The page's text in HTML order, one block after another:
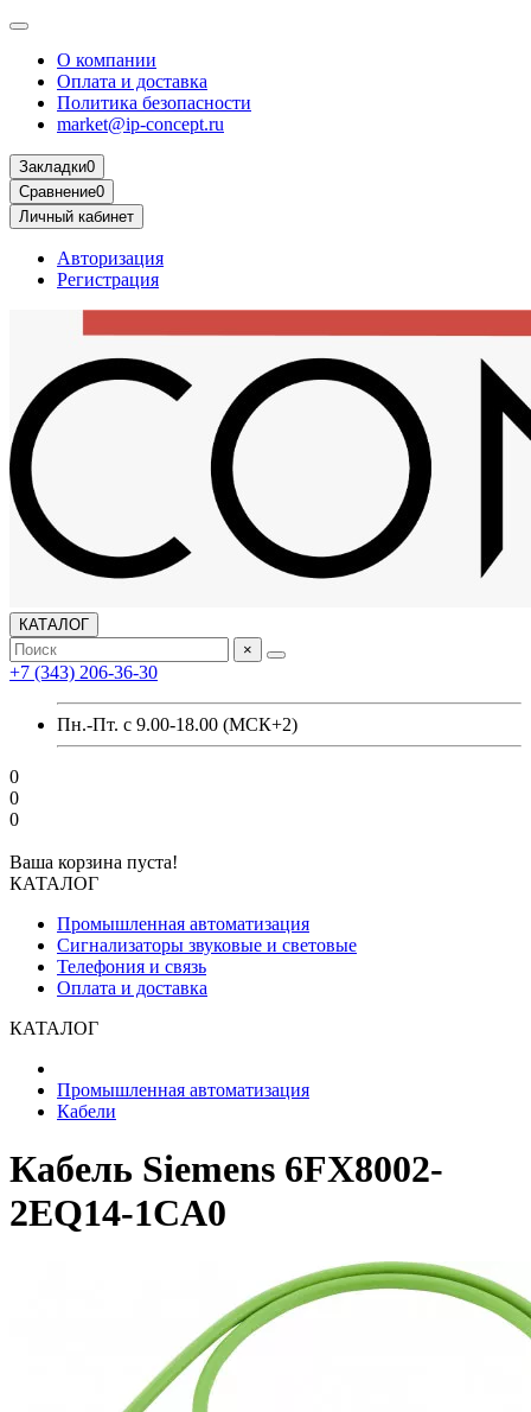
О компании
Оплата и доставка
Политика безопасности
market@ip-concept.ru
Закладки0
Сравнение0
Личный кабинет
Авторизация
Регистрация
КАТАЛОГ
×
+7 (343) 206-36-30
Пн.-Пт. с 9.00-18.00 (МСК+2)
0
0
0
Ваша корзина пуста!
КАТАЛОГ
Промышленная автоматизация
Сигнализаторы звуковые и световые
Телефония и связь
Оплата и доставка
КАТАЛОГ
Промышленная автоматизация
Кабели
Кабель Siemens 6FX8002-
2EQ14-1CA0